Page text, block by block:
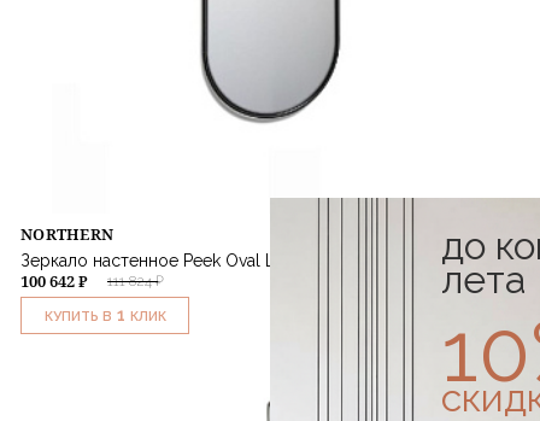
NORTHERN
Зеркало настенное Peek Oval Large
111 824 ₽
100 642 ₽
КУПИТЬ В 1 КЛИК
до
лета